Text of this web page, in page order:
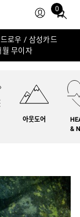
0
Total
in
로우 / 삼성카드
무이자
아웃도어
&